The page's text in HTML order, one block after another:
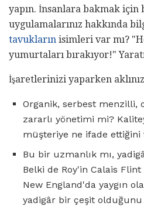
yapın. İnsanlara bakmak için
uygulamalarınız hakkında
tavukların isimleri var mı?
yumurtaları bırakıyor!"
İşaretlerinizi yaparken
Organik, serbest menzilli,
zararlı yönetimi mi?
müşteriye ne ifade ettiğini
Bu bir uzmanlık mı,
Belki de Roy'in Calais
New England'da yaygın
yadigâr bir çeşit olduğunu